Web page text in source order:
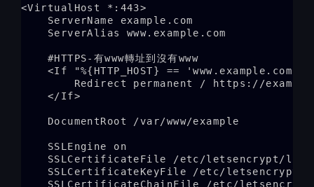
<VirtualHost *:443>
    ServerName example.com
    ServerAlias www.example.com
    #HTTPS-有www轉址到沒有www
    <If "%{HTTP_HOST} == 'www.example.com'">
Redirect permanent / https://
    </If>
    DocumentRoot /var/www/example
    SSLEngine on
SSLCertificateFile /etc/letsencrypt/
SSLCertificateKeyFile /etc/letsencrypt/
SSLCertificateChainFile /etc/